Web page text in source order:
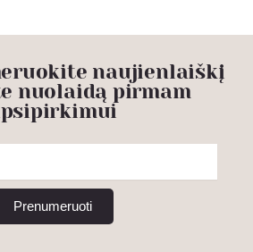
naujienlaiškį
nuolaidą pirmam
Prenumeruoti